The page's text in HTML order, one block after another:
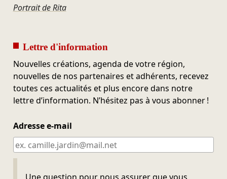
Portrait de Rita
Lettre d'information
Nouvelles créations, agenda de votre région,
nouvelles de nos partenaires et adhérents, recevez
toutes ces actualités et plus encore dans notre
lettre d’information. N’hésitez pas à vous abonner !
Adresse e-mail
Ne pas remplir